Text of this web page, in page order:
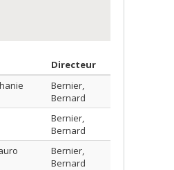
par auteur en ordre croissant
Directeur
Bernier,
Bernard
Bernier,
Bernard
Bernier,
Bernard